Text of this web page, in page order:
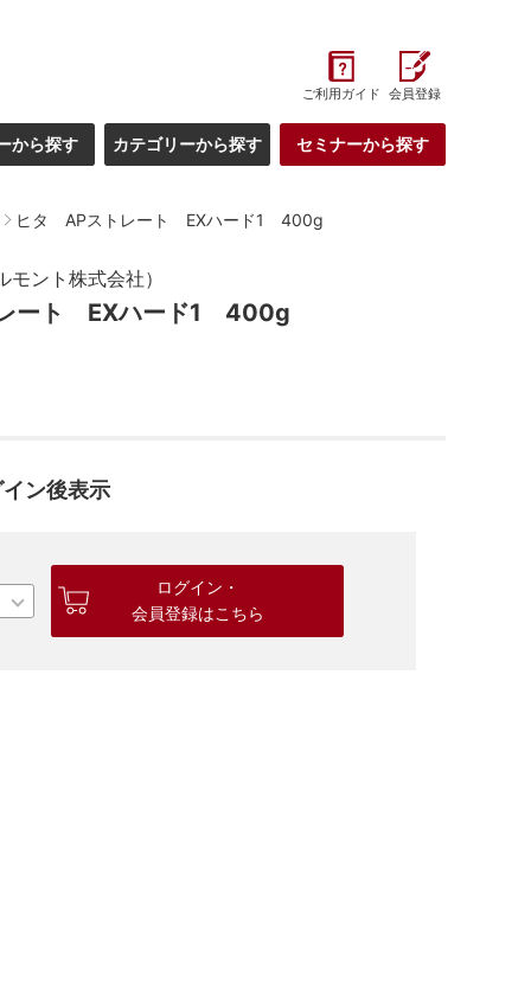
ご利用ガイド 会員登録
から探す カテゴリーから探す セミナーから探す
ヒタ APストレート EXハード1 400g
ント株式会社）
ート EXハード1 400g
ン後表示
ログイン・
会員登録はこちら